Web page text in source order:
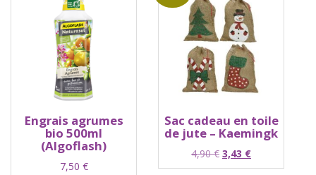
Engrais agrumes
bio 500ml
(Algoflash)
7,50 €
Sac cadeau en toile
de jute – Kaemingk
4,90€ Le
prix
3,43 €Le
prix